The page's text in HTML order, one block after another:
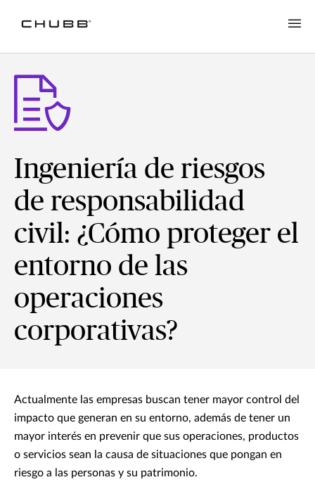
Ingeniería de riesgos
de responsabilidad
civil: ¿Cómo proteger el
entorno de las
operaciones
corporativas?
Actualmente las empresas buscan tener mayor control del
impacto que generan en su entorno, además de tener un
mayor interés en prevenir que sus operaciones, productos
o servicios sean la causa de situaciones que pongan en
riesgo a las personas y su patrimonio.